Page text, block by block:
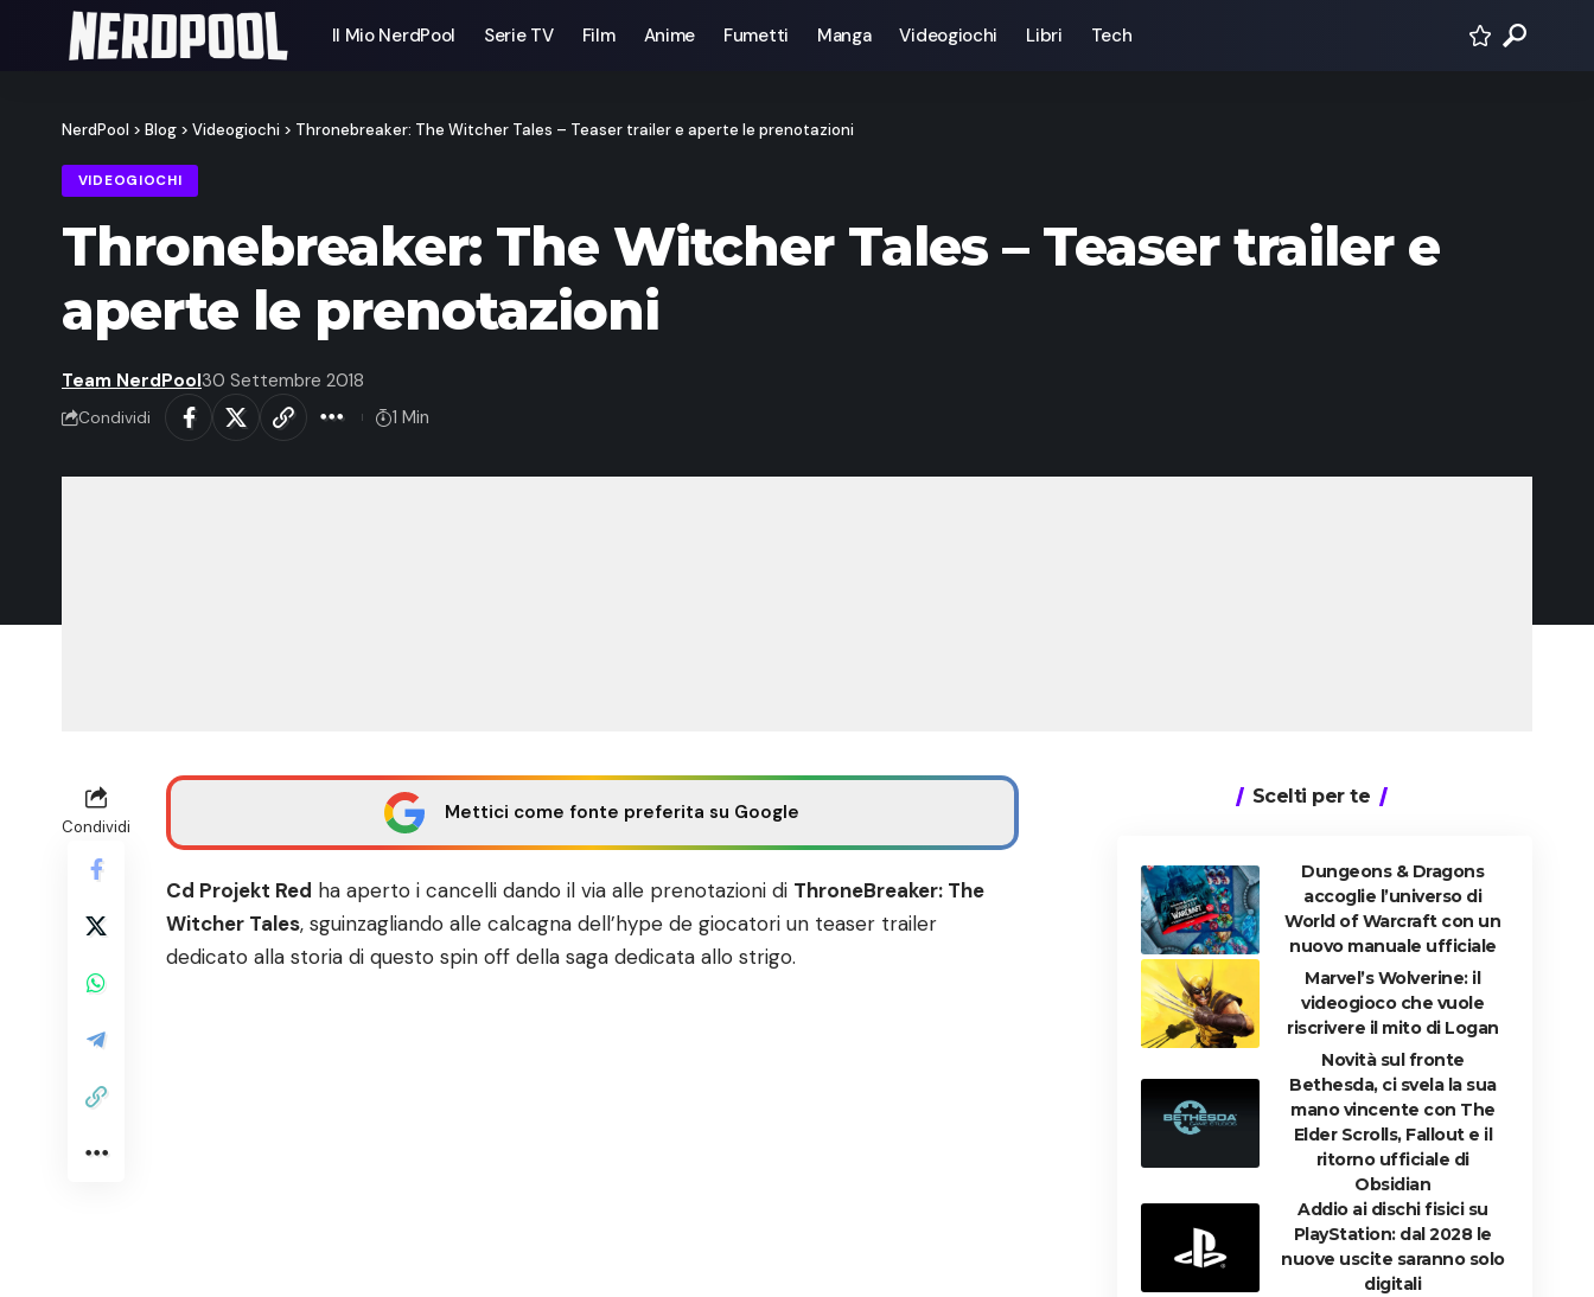
Il Mio NerdPool Serie TV Film Anime Fumetti Manga Videogiochi Libri Tech
NerdPool > Blog > Videogiochi > Thronebreaker: The Witcher Tales – Teaser trailer e aperte le prenotazioni
VIDEOGIOCHI
Thronebreaker: The Witcher Tales – Teaser trailer e
aperte le prenotazioni
Team NerdPool30 Settembre 2018
Condividi 1 Min
Condividi
Mettici come fonte preferita su Google
Cd Projekt Red ha aperto i cancelli dando il via alle prenotazioni di ThroneBreaker: The
Witcher Tales, sguinzagliando alle calcagna dell’hype de giocatori un teaser trailer
dedicato alla storia di questo spin off della saga dedicata allo strigo.
Scelti per te
Dungeons & Dragons
accoglie l’universo di
World of Warcraft con un
nuovo manuale ufficiale
Marvel’s Wolverine: il
videogioco che vuole
riscrivere il mito di Logan
Novità sul fronte
Bethesda, ci svela la sua
mano vincente con The
Elder Scrolls, Fallout e il
ritorno ufficiale di
Obsidian
Addio ai dischi fisici su
PlayStation: dal 2028 le
nuove uscite saranno solo
digitali